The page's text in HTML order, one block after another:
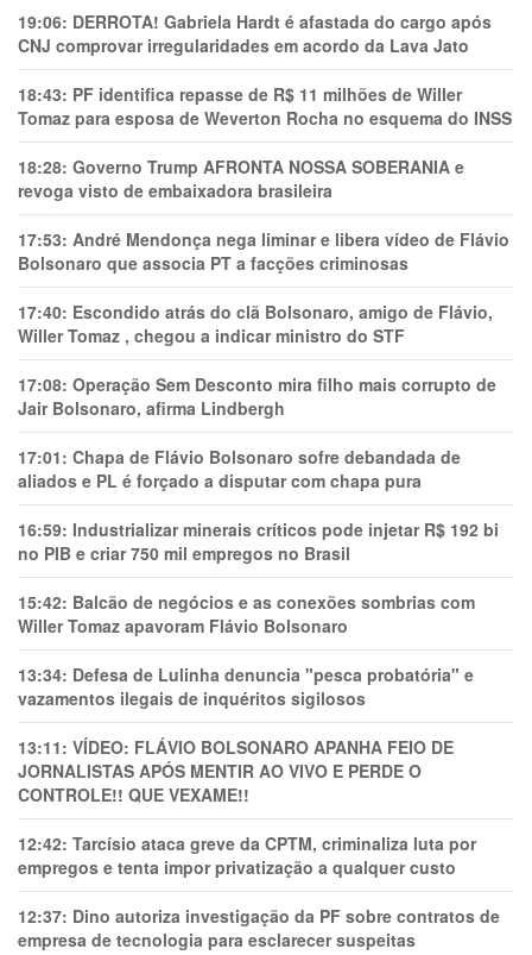
19:06: DERROTA! Gabriela Hardt é afastada do cargo após
CNJ comprovar irregularidades em acordo da Lava Jato
18:43: PF identifica repasse de R$ 11 milhões de Willer
Tomaz para esposa de Weverton Rocha no esquema do INSS
18:28: Governo Trump AFRONTA NOSSA SOBERANIA e
revoga visto de embaixadora brasileira
17:53: André Mendonça nega liminar e libera vídeo de Flávio
Bolsonaro que associa PT a facções criminosas
17:40: Escondido atrás do clã Bolsonaro, amigo de Flávio,
Willer Tomaz , chegou a indicar ministro do STF
17:08: Operação Sem Desconto mira filho mais corrupto de
Jair Bolsonaro, afirma Lindbergh
17:01: Chapa de Flávio Bolsonaro sofre debandada de
aliados e PL é forçado a disputar com chapa pura
16:59: Industrializar minerais críticos pode injetar R$ 192 bi
no PIB e criar 750 mil empregos no Brasil
15:42: Balcão de negócios e as conexões sombrias com
Willer Tomaz apavoram Flávio Bolsonaro
13:34: Defesa de Lulinha denuncia "pesca probatória" e
vazamentos ilegais de inquéritos sigilosos
13:11: VÍDEO: FLÁVIO BOLSONARO APANHA FEIO DE
JORNALISTAS APÓS MENTIR AO VIVO E PERDE O
CONTROLE!! QUE VEXAME!!
12:42: Tarcísio ataca greve da CPTM, criminaliza luta por
empregos e tenta impor privatização a qualquer custo
12:37: Dino autoriza investigação da PF sobre contratos de
empresa de tecnologia para esclarecer suspeitas